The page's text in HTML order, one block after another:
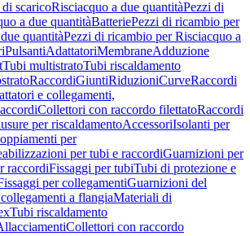
scaricoRisciacquo a due quantitàPezzi di
a due quantitàBatteriePezzi di ricambio per
quantitàPezzi di ricambio per Risciacquo a
PulsantiAdattatoriMembraneAdduzione
Tubi multistratoTubi riscaldamento
RaccordiGiuntiRiduzioniCurveRaccordi
e collegamenti,
Collettori con raccordo filettatoRaccordi
per riscaldamentoAccessoriIsolanti per
per
per tubi e raccordiGuarnizioni per
raccordiFissaggi per tubiTubi di protezione e
per collegamentiGuarnizioni del
a flangiaMateriali di
Tubi riscaldamento
Collettori con raccordo